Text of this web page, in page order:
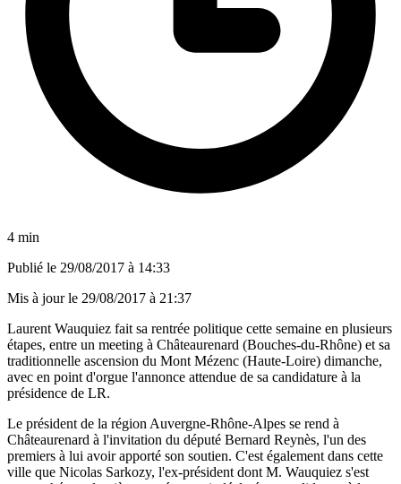
4 min
Publié le 29/08/2017 à 14:33
Mis à jour le 29/08/2017 à 21:37
Laurent Wauquiez fait sa rentrée politique cette semaine en plusieurs
étapes, entre un meeting à Châteaurenard (Bouches-du-Rhône) et sa
traditionnelle ascension du Mont Mézenc (Haute-Loire) dimanche,
avec en point d'orgue l'annonce attendue de sa candidature à la
présidence de LR.
Le président de la région Auvergne-Rhône-Alpes se rend à
Châteaurenard à l'invitation du député Bernard Reynès, l'un des
premiers à lui avoir apporté son soutien. C'est également dans cette
ville que Nicolas Sarkozy, l'ex-président dont M. Wauquiez s'est